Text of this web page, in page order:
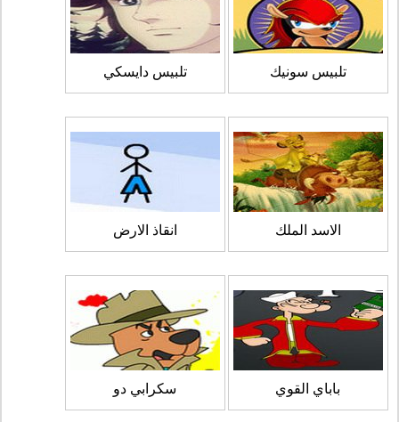
تلبيس سونيك تلبيس دايسكي
الاسد الملك انقاذ الارض
باباي القوي سكرابي دو